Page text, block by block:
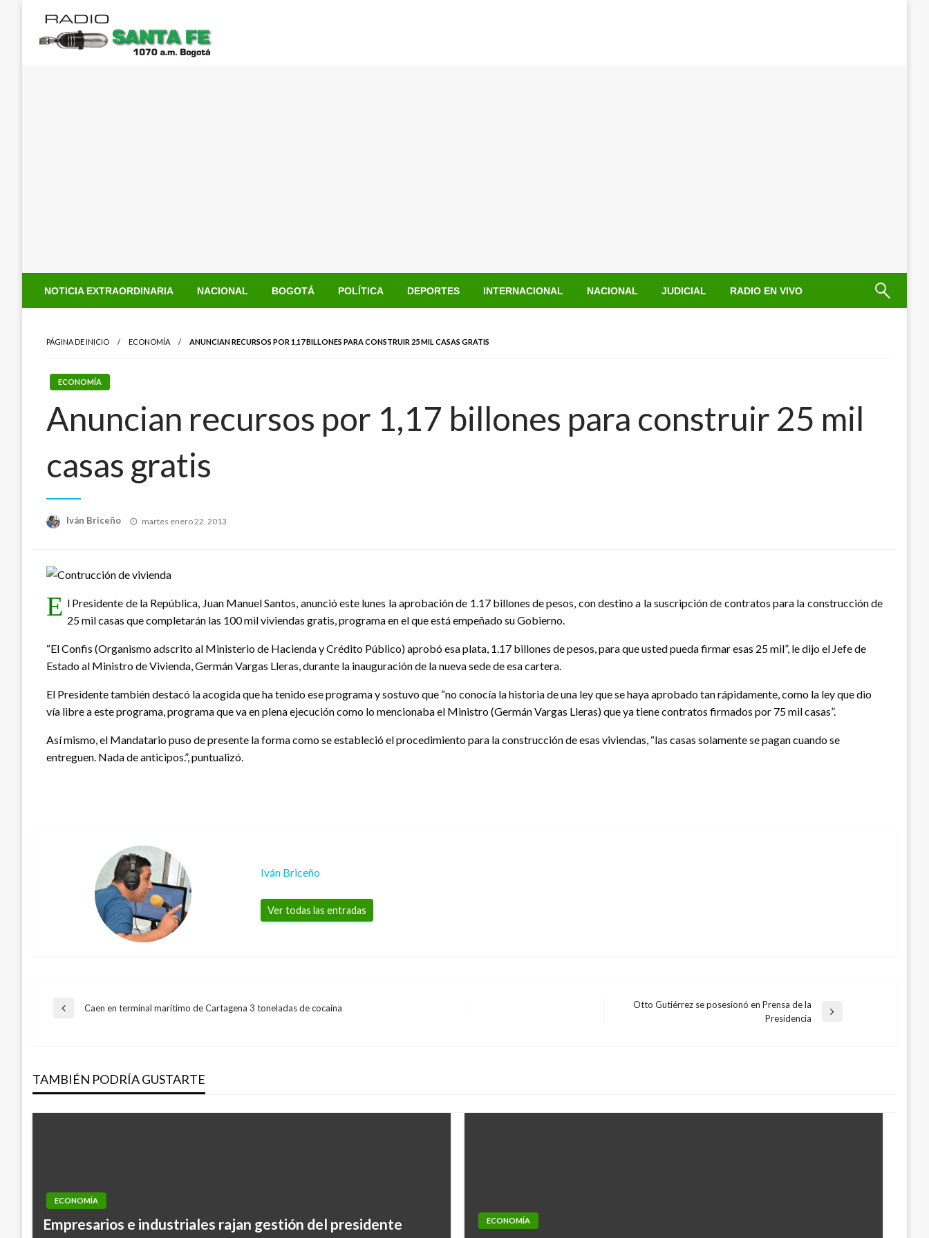
contenido
NOTICIA EXTRAORDINARIA NACIONAL BOGOTÁ POLÍTICA DEPORTES INTERNACIONAL NACIONAL JUDICIAL RADIO EN VIVO
PÁGINA DE INICIO ECONOMÍA ANUNCIAN RECURSOS POR 1,17 BILLONES PARA CONSTRUIR 25 MIL CASAS GRATIS
ECONOMÍA
Anuncian recursos por 1,17 billones para construir 25 mil
casas gratis
Iván Briceño
Publicado
martes enero 22, 2013
E l Presidente de la República, Juan Manuel Santos, anunció este lunes la aprobación de 1.17 billones de pesos, con destino a la suscripción de contratos para la construcción de
25 mil casas que completarán las 100 mil viviendas gratis, programa en el que está empeñado su Gobierno.
“El Confis (Organismo adscrito al Ministerio de Hacienda y Crédito Público) aprobó esa plata, 1.17 billones de pesos, para que usted pueda firmar esas 25 mil”, le dijo el Jefe de
Estado al Ministro de Vivienda, Germán Vargas Lleras, durante la inauguración de la nueva sede de esa cartera.
El Presidente también destacó la acogida que ha tenido ese programa y sostuvo que “no conocía la historia de una ley que se haya aprobado tan rápidamente, como la ley que dio
vía libre a este programa, programa que va en plena ejecución como lo mencionaba el Ministro (Germán Vargas Lleras) que ya tiene contratos firmados por 75 mil casas”.
Así mismo, el Mandatario puso de presente la forma como se estableció el procedimiento para la construcción de esas viviendas, “las casas solamente se pagan cuando se
entreguen. Nada de anticipos.”, puntualizó.
Iván Briceño
Ver todas las entradas
Navegación
entradas
Entrada
Caen en terminal marítimo de Cartagena 3 toneladas de cocaína
Otto Gutiérrez se posesionó en Prensa de la
Presidencia
TAMBIÉN PODRÍA GUSTARTE
ECONOMÍA
Empresarios e industriales rajan gestión del presidente
ECONOMÍA
ECONOMÍA